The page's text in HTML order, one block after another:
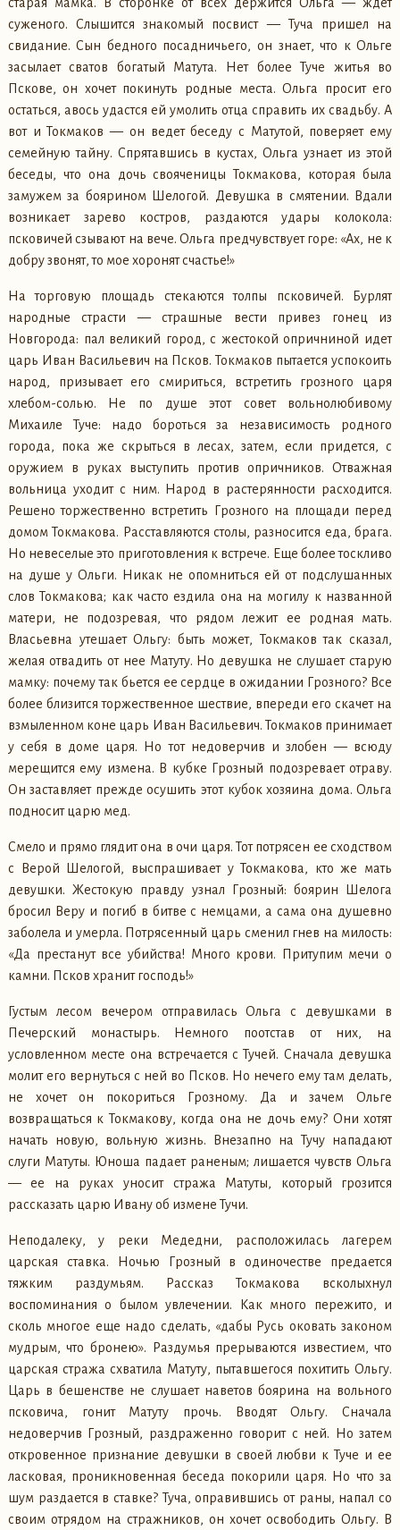
суженого. Слышится знакомый посвист — Туча пришел на
свидание. Сын бедного посадничьего, он знает, что к Ольге
засылает сватов богатый Матута. Нет более Туче житья во
Пскове, он хочет покинуть родные места. Ольга просит его
остаться, авось удастся ей умолить отца справить их свадьбу. А
вот и Токмаков — он ведет беседу с Матутой, поверяет ему
семейную тайну. Спрятавшись в кустах, Ольга узнает из этой
беседы, что она дочь свояченицы Токмакова, которая была
замужем за боярином Шелогой. Девушка в смятении. Вдали
возникает зарево костров, раздаются удары колокола:
псковичей сзывают на вече. Ольга предчувствует горе: «Ах, не к
добру звонят, то мое хоронят счастье!»
На торговую площадь стекаются толпы псковичей. Бурлят
народные страсти — страшные вести привез гонец из
Новгорода: пал великий город, с жестокой опричниной идет
царь Иван Васильевич на Псков. Токмаков пытается успокоить
народ, призывает его смириться, встретить грозного царя
хлебом-солью. Не по душе этот совет вольнолюбивому
Михаиле Туче: надо бороться за независимость родного
города, пока же скрыться в лесах, затем, если придется, с
оружием в руках выступить против опричников. Отважная
вольница уходит с ним. Народ в растерянности расходится.
Решено торжественно встретить Грозного на площади перед
домом Токмакова. Расставляются столы, разносится еда, брага.
Но невеселые это приготовления к встрече. Еще более тоскливо
на душе у Ольги. Никак не опомниться ей от подслушанных
слов Токмакова; как часто ездила она на могилу к названной
матери, не подозревая, что рядом лежит ее родная мать.
Власьевна утешает Ольгу: быть может, Токмаков так сказал,
желая отвадить от нее Матуту. Но девушка не слушает старую
мамку: почему так бьется ее сердце в ожидании Грозного? Все
более близится торжественное шествие, впереди его скачет на
взмыленном коне царь Иван Васильевич. Токмаков принимает
у себя в доме царя. Но тот недоверчив и злобен — всюду
мерещится ему измена. В кубке Грозный подозревает отраву.
Он заставляет прежде осушить этот кубок хозяина дома. Ольга
подносит царю мед.
Смело и прямо глядит она в очи царя. Тот потрясен ее сходством
с Верой Шелогой, выспрашивает у Токмакова, кто же мать
девушки. Жестокую правду узнал Грозный: боярин Шелога
бросил Веру и погиб в битве с немцами, а сама она душевно
заболела и умерла. Потрясенный царь сменил гнев на милость:
«Да престанут все убийства! Много крови. Притупим мечи о
камни. Псков хранит господь!»
Густым лесом вечером отправилась Ольга с девушками в
Печерский монастырь. Немного поотстав от них, на
условленном месте она встречается с Тучей. Сначала девушка
молит его вернуться с ней во Псков. Но нечего ему там делать,
не хочет он покориться Грозному. Да и зачем Ольге
возвращаться к Токмакову, когда она не дочь ему? Они хотят
начать новую, вольную жизнь. Внезапно на Тучу нападают
слуги Матуты. Юноша падает раненым; лишается чувств Ольга
— ее на руках уносит стража Матуты, который грозится
рассказать царю Ивану об измене Тучи.
Неподалеку, у реки Медедни, расположилась лагерем
царская ставка. Ночью Грозный в одиночестве предается
тяжким раздумьям. Рассказ Токмакова всколыхнул
воспоминания о былом увлечении. Как много пережито, и
сколь многое еще надо сделать, «дабы Русь оковать законом
мудрым, что бронею». Раздумья прерываются известием, что
царская стража схватила Матуту, пытавшегося похитить Ольгу.
Царь в бешенстве не слушает наветов боярина на вольного
псковича, гонит Матуту прочь. Вводят Ольгу. Сначала
недоверчив Грозный, раздраженно говорит с ней. Но затем
откровенное признание девушки в своей любви к Туче и ее
ласковая, проникновенная беседа покорили царя. Но что за
шум раздается в ставке? Туча, оправившись от раны, напал со
своим отрядом на стражников, он хочет освободить Ольгу. В